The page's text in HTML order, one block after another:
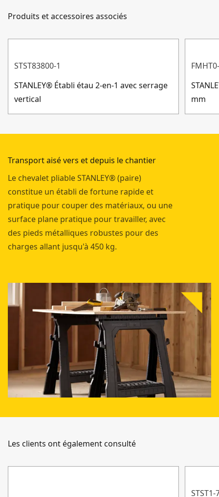
commodément un établi pour couper des matériaux,
travailler.
68.83-cm
Afficher plus
Service client
Produits et accessoires associés
STST83800-1
STANLEY® Établi étau 2-en-1 avec serrage
vertical
mm
Transport aisé vers et depuis le chantier
Le chevalet pliable STANLEY® (paire)
constitue un établi de fortune rapide et
pratique pour couper des matériaux, ou une
surface plane pratique pour travailler, avec
des pieds métalliques robustes pour des
charges allant jusqu'à 450 kg.
Les clients ont également consulté